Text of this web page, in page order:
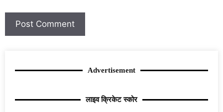
Advertisement
लाइव क्रिकेट स्कोर